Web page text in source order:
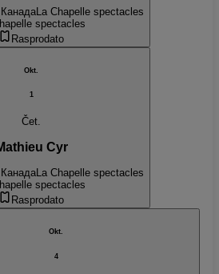
La Chapelle spectacles
spectacles
Rasprodato
Okt.
1
Čet.
Cyr
La Chapelle spectacles
spectacles
Rasprodato
Okt.
4